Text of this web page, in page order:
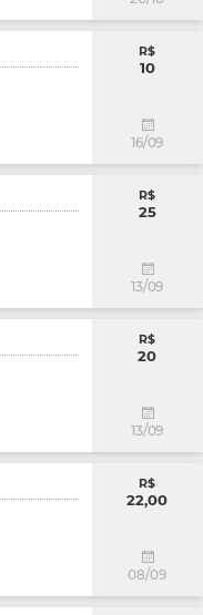
R$
10
16/09
R$
25
13/09
R$
20
13/09
R$
22,00
08/09